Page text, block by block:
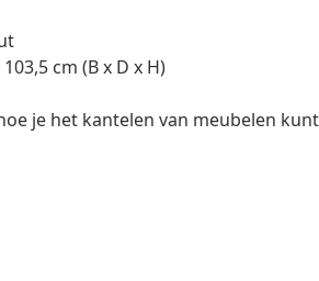
cm (B x D x H)
je het kantelen van meubelen